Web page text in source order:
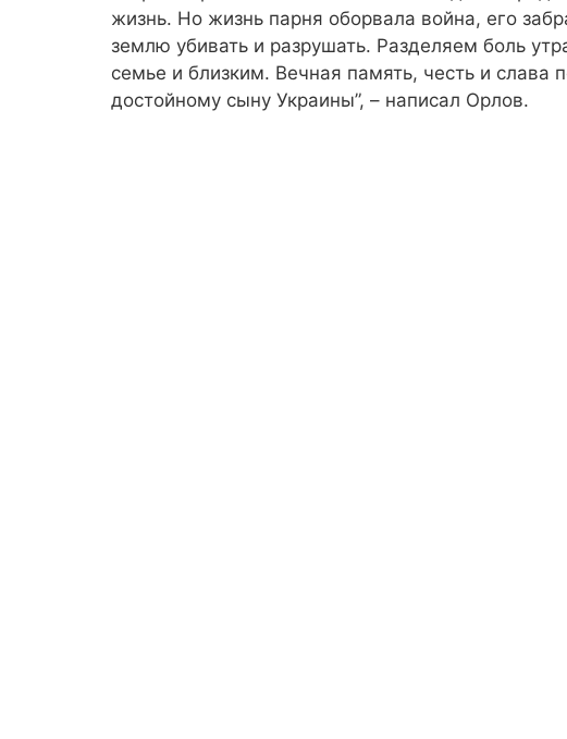
жизнь. Но жизнь парня оборвала война, его
землю убивать и разрушать. Разделяем боль
семье и близким. Вечная память, честь и
достойному сыну Украины”, – написал Орлов.